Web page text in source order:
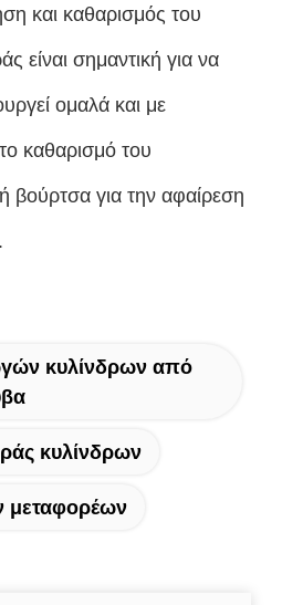
και καθαρισμός του
είναι σημαντική για να
ομαλά και με
καθαρισμό του
βούρτσα για την αφαίρεση
κυλίνδρων από
κυλίνδρων
μεταφορέων